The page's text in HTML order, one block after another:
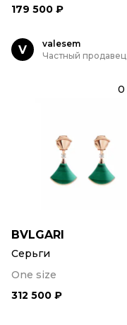
179 500 ₽
V
valesem
Частный продавец
0
BVLGARI
Серьги
One size
312 500 ₽